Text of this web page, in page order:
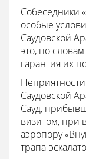
Собеседники
особые
Саудовской
это, по
гарантия их
Саудовской
Сауд,
визитом, при
аэропору
трапа-